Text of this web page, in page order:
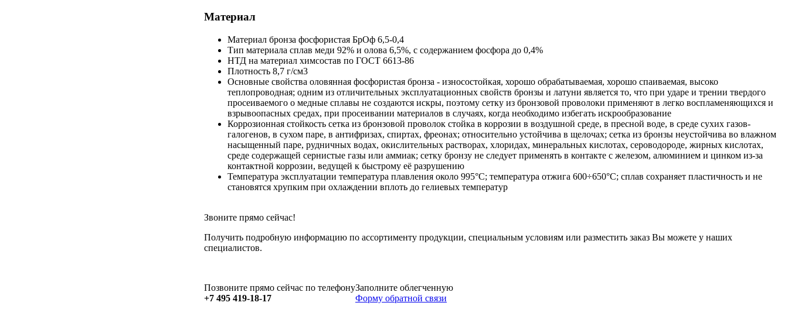
Материал
Материал бронза фосфористая БрОф 6,5-0,4
Тип материала сплав меди 92% и олова 6,5%, с содержанием фосфора до 0,4%
НТД на материал химсостав по ГОСТ 6613-86
Плотность 8,7 г/см3
Основные свойства оловянная фосфористая бронза - износостойкая, хорошо обрабатываемая, хорошо спаиваемая, высоко
теплопроводная; одним из отличительных эксплуатационных свойств бронзы и латуни является то, что при ударе и трении твердого
просеиваемого о медные сплавы не создаются искры, поэтому сетку из бронзовой проволоки применяют в легко воспламеняющихся и
взрывоопасных средах, при просеивании материалов в случаях, когда необходимо избегать искрообразование
Коррозионная стойкость сетка из бронзовой проволок стойка в коррозии в воздушной среде, в пресной воде, в среде сухих газов-
галогенов, в сухом паре, в антифризах, спиртах, фреонах; относительно устойчива в щелочах; сетка из бронзы неустойчива во влажном
насыщенный паре, рудничных водах, окислительных растворах, хлоридах, минеральных кислотах, сероводороде, жирных кислотах,
среде содержащей сернистые газы или аммиак; сетку бронзу не следует применять в контакте с железом, алюминием и цинком из-за
контактной коррозии, ведущей к быстрому её разрушению
Температура эксплуатации температура плавления около 995°C; температура отжига 600÷650°C; сплав сохраняет пластичность и не
становятся хрупким при охлаждении вплоть до гелиевых температур
Звоните прямо сейчас!
Получить подробную информацию по ассортименту продукции, специальным условиям или разместить заказ Вы можете у наших
специалистов.
Позвоните прямо сейчас по телефону
+7 495 419-18-17
Заполните облегченную
Форму обратной связи